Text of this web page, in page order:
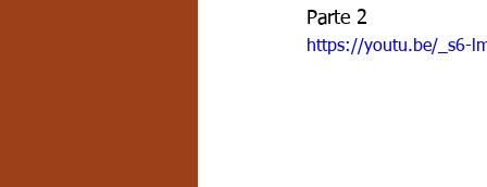
Parte 2
https://youtu.be/_s6-